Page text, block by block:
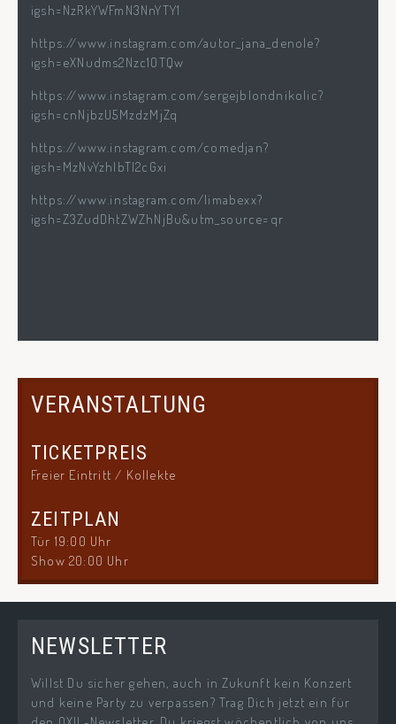
igsh=NzRkYWFmN3NnYTY1
https://www.instagram.com/autor_jana_denole?
igsh=eXNudms2Nzc1OTQw
https://www.instagram.com/sergejblondnikolic?
igsh=cnNjbzU5MzdzMjZq
https://www.instagram.com/comedjan?
igsh=MzNvYzhlbTl2cGxi
https://www.instagram.com/limabexx?
igsh=Z3ZudDhtZWZhNjBu&utm_source=qr
VERANSTALTUNG
TICKETPREIS
Freier Eintritt / Kollekte
ZEITPLAN
Tür 19:00 Uhr
Show 20:00 Uhr
NEWSLETTER
Willst Du sicher gehen, auch in Zukunft kein Konzert
und keine Party zu verpassen? Trag Dich jetzt ein für